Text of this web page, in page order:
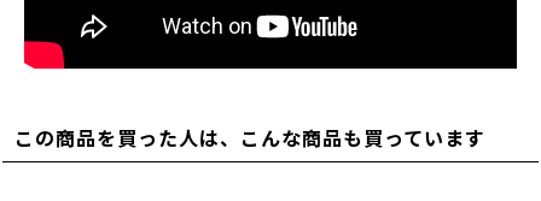
この商品を買った人は、こんな商品も買っています